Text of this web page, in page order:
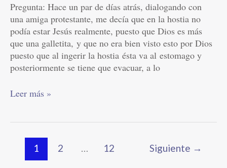
Pregunta: Hace un par de días atrás, dialogando con
una amiga protestante, me decía que en la hostia no
podía estar Jesús realmente, puesto que Dios es más
que una galletita, y que no era bien visto esto por Dios
puesto que al ingerir la hostia ésta va al estomago y
posteriormente se tiene que evacuar, a lo
Leer más »
1 2 … 12 Siguiente →